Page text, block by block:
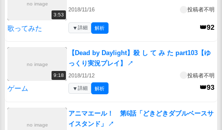
no image
3:53
2018/11/16 投稿者不明
歌ってみた 👑92
▼詳細 解析
no image
9:18
【Dead by Daylight】殺 し て み た part103【ゆ
っくり実況プレイ】
↗
2018/11/12 投稿者不明
ゲーム 👑93
▼詳細 解析
no image
アニマエール！ 第6話「どきどきダブルベースサ
イスタンド」
↗